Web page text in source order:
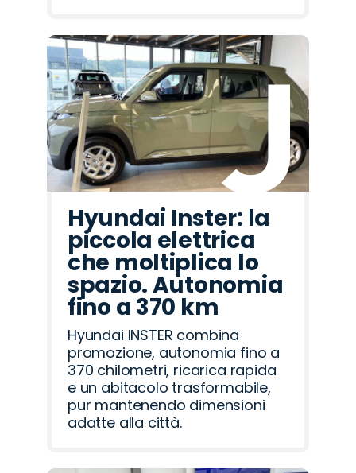
Hyundai Inster: la
piccola elettrica
che moltiplica lo
spazio. Autonomia
fino a 370 km
Hyundai INSTER combina
promozione, autonomia fino a
370 chilometri, ricarica rapida
e un abitacolo trasformabile,
pur mantenendo dimensioni
adatte alla città.